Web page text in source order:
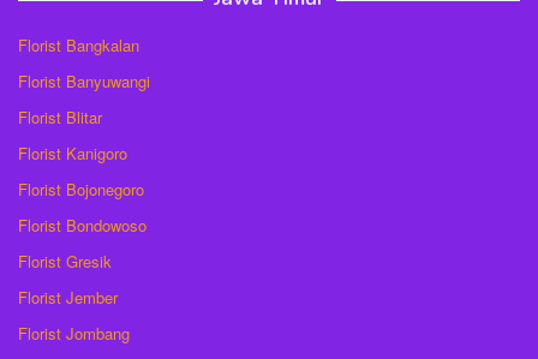
Florist Bangkalan
Florist Banyuwangi
Florist Blitar
Florist Kanigoro
Florist Bojonegoro
Florist Bondowoso
Florist Gresik
Florist Jember
Florist Jombang